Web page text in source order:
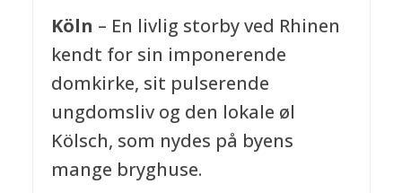
Köln – En livlig storby ved Rhinen
kendt for sin imponerende
domkirke, sit pulserende
ungdomsliv og den lokale øl
Kölsch, som nydes på byens
mange bryghuse.